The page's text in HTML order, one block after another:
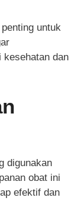
untuk
kesehatan dan
digunakan
obat ini
efektif dan